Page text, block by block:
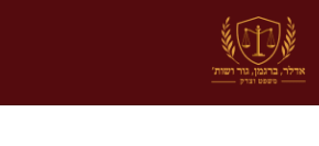
לדלג
לתוכן